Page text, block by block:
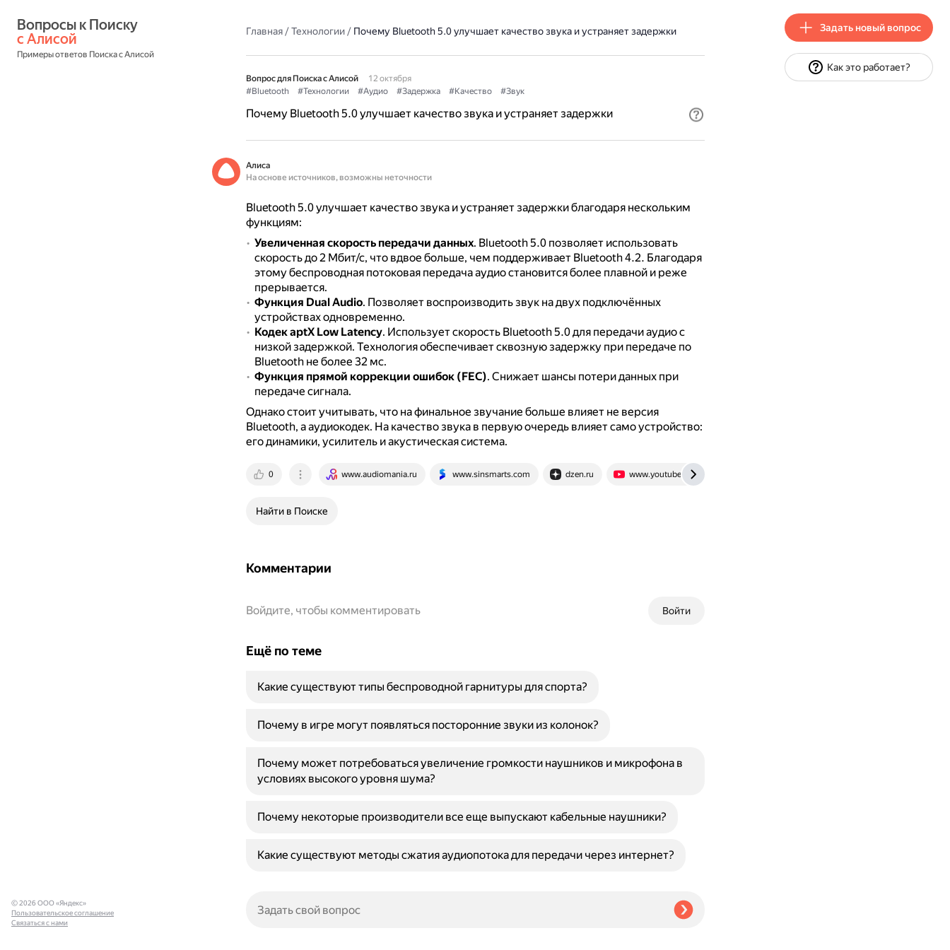
с Алисой
Примеры ответов Поиска с Алисой
Главная/Технологии/ Почему Bluetooth 5.0 улучшает качество звука и устраняет задержки
Вопрос для Поиска с Алисой
12 октября
#Bluetooth
#Технологии #Аудио #Задержка #Качество #Звук
Почему Bluetooth 5.0 улучшает качество звука и устраняет задержки
Алиса
На основе источников, возможны неточности
Bluetooth 5.0 улучшает качество звука и устраняет задержки благодаря нескольким
функциям:
Увеличенная скорость передачи данных. Bluetooth 5.0 позволяет использовать
скорость до 2 Мбит/с, что вдвое больше, чем поддерживает Bluetooth 4.2. Благодаря
этому беспроводная потоковая передача аудио становится более плавной и реже
прерывается.
Функция Dual Audio. Позволяет воспроизводить звук на двух подключённых
устройствах одновременно.
Кодек aptX Low Latency. Использует скорость Bluetooth 5.0 для передачи аудио с
низкой задержкой. Технология обеспечивает сквозную задержку при передаче по
Bluetooth не более 32 мс.
Функция прямой коррекции ошибок (FEC). Снижает шансы потери данных при
передаче сигнала.
Однако стоит учитывать, что на финальное звучание больше влияет не версия
Bluetooth, а аудиокодек. На качество звука в первую очередь влияет само устройство:
его динамики, усилитель и акустическая система.
0 www.audiomania.ru www.sinsmarts.com dzen.ru www.youtube.com
Найти в Поиске
Комментарии
Войти
Войдите, чтобы комментировать
Ещё по теме
Какие существуют типы беспроводной гарнитуры для спорта?
Почему в игре могут появляться посторонние звуки из колонок?
Почему может потребоваться увеличение громкости наушников и микрофона в
условиях высокого уровня шума?
Почему некоторые производители все еще выпускают кабельные наушники?
Какие существуют методы сжатия аудиопотока для передачи через интернет?
© 2026 ООО «Яндекс»
Пользовательское соглашение
Связаться с нами
Задать новый вопрос
Как это работает?